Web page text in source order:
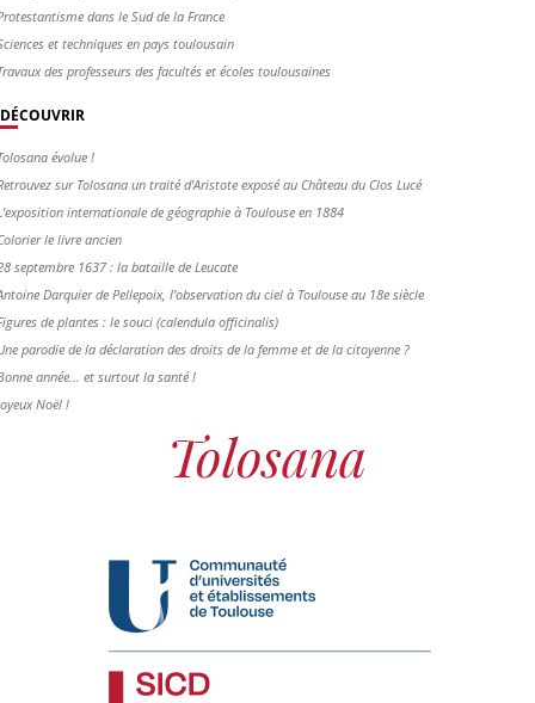
dans le Sud de la France
et techniques en pays toulousain
des professeurs des facultés et écoles toulousaines
DÉCOUVRIR
évolue !
sur Tolosana un traité d'Aristote exposé au Château du Clos Lucé
internationale de géographie à Toulouse en 1884
le livre ancien
septembre 1637 : la bataille de Leucate
Darquier de Pellepoix, l’observation du ciel à Toulouse au 18e siècle
de plantes : le souci (calendula officinalis)
parodie de la déclaration des droits de la femme et de la citoyenne ?
année... et surtout la santé !
Noël !